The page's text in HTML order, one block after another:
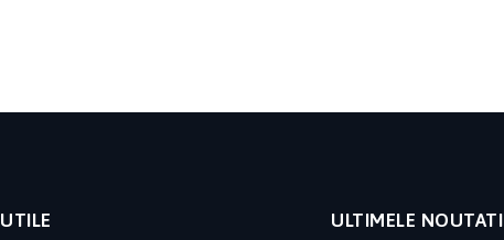
UTILE ULTIMELE NOUTATI